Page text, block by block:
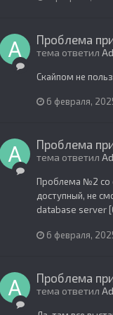
Проблема
тема ответил
Скайпом не
6 февраля,
Проблема
тема ответил
Проблема №2 со
доступный, не
database server
6 февраля,
Проблема
тема ответил